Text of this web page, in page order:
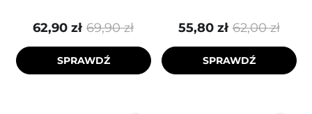
69,90 zł
62,90 zł
SPRAWDŹ
62,00 zł
55,80 zł
SPRAWDŹ